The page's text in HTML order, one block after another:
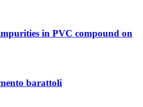
in PVC compound on
barattoli